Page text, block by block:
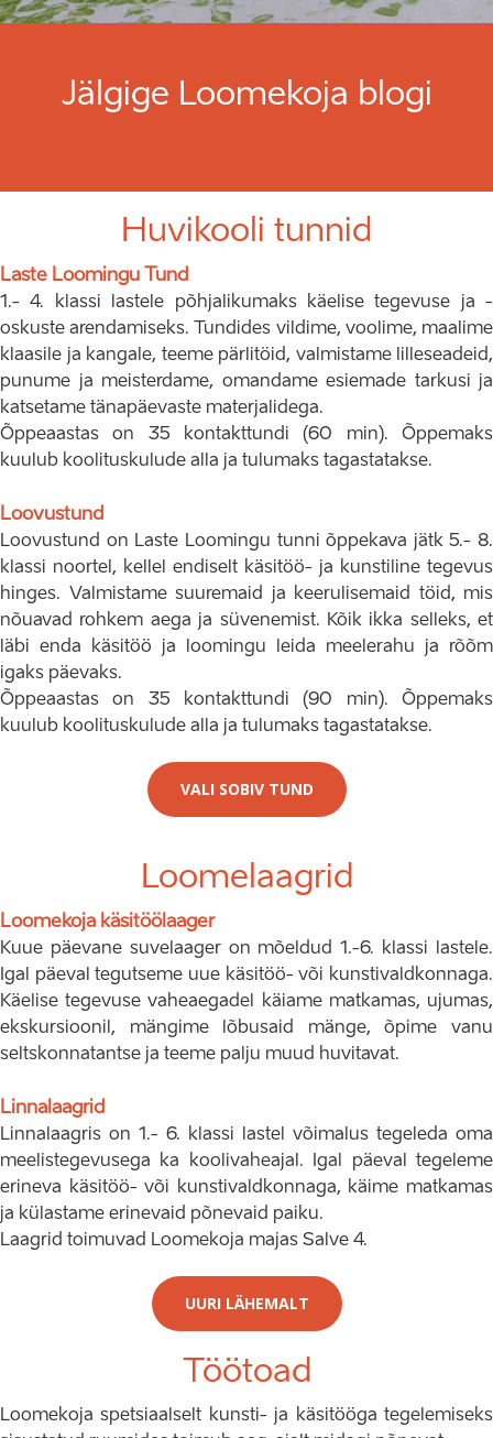
Jälgige Loomekoja blogi
Huvikooli tunnid
Laste Loomingu Tund
1.- 4. klassi lastele põhjalikumaks käelise tegevuse ja -
oskuste arendamiseks. Tundides vildime, voolime, maalime
klaasile ja kangale, teeme pärlitöid, valmistame lilleseadeid,
punume ja meisterdame, omandame esiemade tarkusi ja
katsetame tänapäevaste materjalidega.
Õppeaastas on 35 kontakttundi (60 min). Õppemaks
kuulub koolituskulude alla ja tulumaks tagastatakse.
Loovustund
Loovustund on Laste Loomingu tunni õppekava jätk 5.- 8.
klassi noortel, kellel endiselt käsitöö- ja kunstiline tegevus
hinges. Valmistame suuremaid ja keerulisemaid töid, mis
nõuavad rohkem aega ja süvenemist. Kõik ikka selleks, et
läbi enda käsitöö ja loomingu leida meelerahu ja rõõm
igaks päevaks.
Õppeaastas on 35 kontakttundi (90 min). Õppemaks
kuulub koolituskulude alla ja tulumaks tagastatakse.
VALI SOBIV TUND
Loomelaagrid
Loomekoja käsitöölaager
Kuue päevane suvelaager on mõeldud 1.-6. klassi lastele.
Igal päeval tegutseme uue käsitöö- või kunstivaldkonnaga.
Käelise tegevuse vaheaegadel käiame matkamas, ujumas,
ekskursioonil, mängime lõbusaid mänge, õpime vanu
seltskonnatantse ja teeme palju muud huvitavat.
Linnalaagrid
Linnalaagris on 1.- 6. klassi lastel võimalus tegeleda oma
meelistegevusega ka koolivaheajal. Igal päeval tegeleme
erineva käsitöö- või kunstivaldkonnaga, käime matkamas
ja külastame erinevaid põnevaid paiku.
Laagrid toimuvad Loomekoja majas Salve 4.
UURI LÄHEMALT
Töötoad
Loomekoja spetsiaalselt kunsti- ja käsitööga tegelemiseks